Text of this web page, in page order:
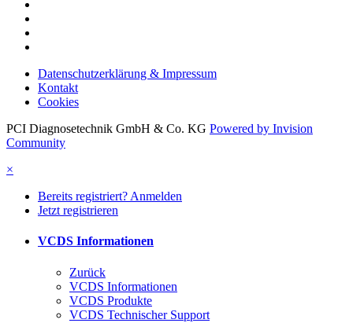
Datenschutzerklärung & Impressum
Kontakt
Cookies
PCI Diagnosetechnik GmbH & Co. KG Powered by Invision
Community
×
Bereits registriert? Anmelden
Jetzt registrieren
VCDS Informationen
Zurück
VCDS Informationen
VCDS Produkte
VCDS Technischer Support